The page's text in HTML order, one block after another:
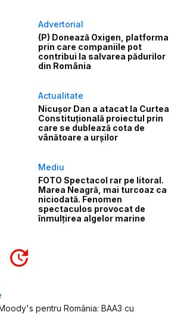
Advertorial
(P) Donează Oxigen, platforma
prin care companiile pot
contribui la salvarea pădurilor
din România
Actualitate
Nicușor Dan a atacat la Curtea
Constituțională proiectul prin
care se dublează cota de
vânătoare a urșilor
Mediu
FOTO Spectacol rar pe litoral.
Marea Neagră, mai turcoaz ca
niciodată. Fenomen
spectaculos provocat de
înmulțirea algelor marine
pentru România: BAA3 cu